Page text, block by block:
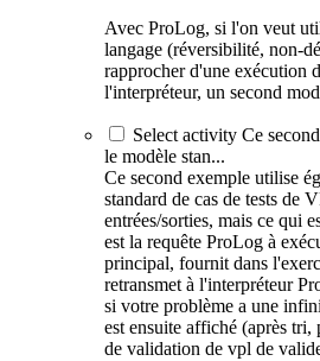
Avec ProLog, si l'on veut
langage (réversibilité, non-
rapprocher d'une exécution
l'interpréteur, un second
Select activity Ce
le modèle stan...
Ce second exemple utilise
standard de cas de tests de
entrées/sorties, mais ce qui
est la requête ProLog à
principal, fournit dans
retransmet à l'interpréteur
si votre problème a une
est ensuite affiché (après
de validation de vpl de